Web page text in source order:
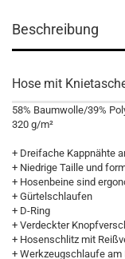
Beschreibung
Hose mit
58% Baumwolle/39%
320 g/m²
+ Dreifache Kappnähte
+ Niedrige Taille und
+ Hosenbeine sind
+ Gürtelschlaufen
+ D-Ring
+ Verdeckter
+ Hosenschlitz mit
+ Werkzeugschlaufe am